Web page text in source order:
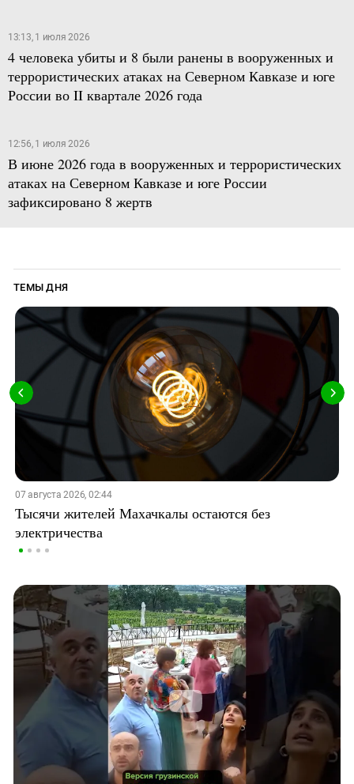
13:13, 1 июля 2026
4 человека убиты и 8 были ранены в вооруженных и
террористических атаках на Северном Кавказе и юге
России во II квартале 2026 года
12:56, 1 июля 2026
В июне 2026 года в вооруженных и террористических
атаках на Северном Кавказе и юге России
зафиксировано 8 жертв
ТЕМЫ ДНЯ
07 августа 2026, 02:44
Тысячи жителей Махачкалы остаются без
электричества